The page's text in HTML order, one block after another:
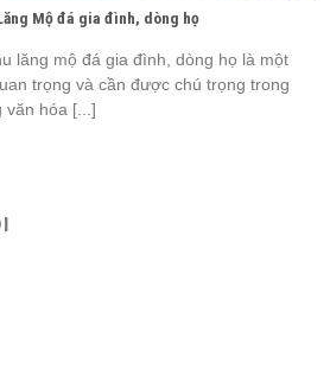
Mộ đá gia đình, dòng họ
lăng mộ đá gia đình, dòng họ là một
trọng và cần được chú trọng trong
văn hóa [...]